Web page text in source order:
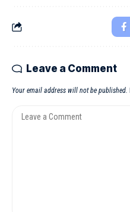
Leave a Comment
Your email address will not be published.